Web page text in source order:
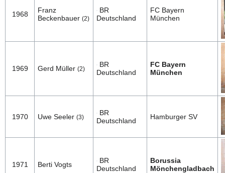
1968
Franz
Beckenbauer (2)
BR
Deutschland
FC Bayern
München
1969 Gerd Müller (2)
BR
Deutschland
FC Bayern
München
1970 Uwe Seeler (3)
BR
Deutschland
Hamburger SV
1971 Berti Vogts
BR
Deutschland
Borussia
Mönchengladbach